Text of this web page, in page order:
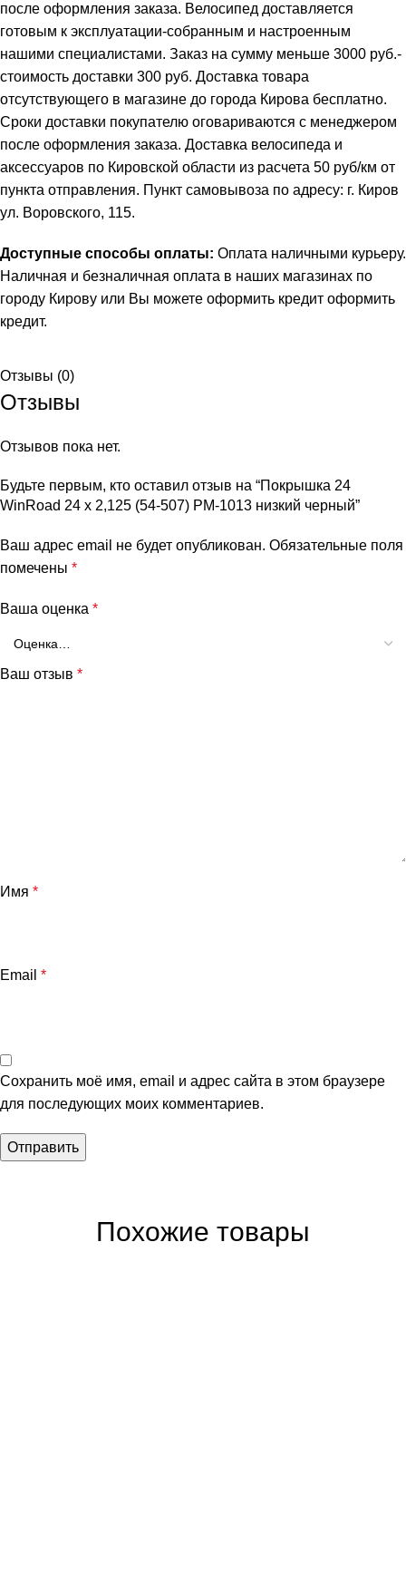
после оформления заказа. Велосипед доставляется
готовым к эксплуатации-собранным и настроенным
нашими специалистами. Заказ на сумму меньше 3000 руб.-
стоимость доставки 300 руб. Доставка товара
отсутствующего в магазине до города Кирова бесплатно.
Сроки доставки покупателю оговариваются с менеджером
после оформления заказа. Доставка велосипеда и
аксессуаров по Кировской области из расчета 50 руб/км от
пункта отправления. Пункт самовывоза по адресу: г. Киров
ул. Воровского, 115.
Доступные способы оплаты: Оплата наличными курьеру.
Наличная и безналичная оплата в наших магазинах по
городу Кирову или Вы можете оформить кредит оформить
кредит.
Отзывы (0)
Отзывы
Отзывов пока нет.
Будьте первым, кто оставил отзыв на “Покрышка 24
WinRoad 24 x 2,125 (54-507) PM-1013 низкий черный”
Ваш адрес email не будет опубликован. Обязательные поля
помечены *
Ваша оценка *
Ваш отзыв *
Имя *
Email *
Сохранить моё имя, email и адрес сайта в этом браузере
для последующих моих комментариев.
Похожие товары